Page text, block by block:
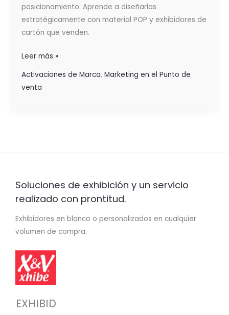
posicionamiento. Aprende a diseñarlas
estratégicamente con material POP y exhibidores de
cartón que venden.
Leer más »
Activaciones de Marca, Marketing en el Punto de
venta
Soluciones de exhibición y un servicio
realizado con prontitud.
Exhibidores en blanco o personalizados en cualquier
volumen de compra.
EXHIBID